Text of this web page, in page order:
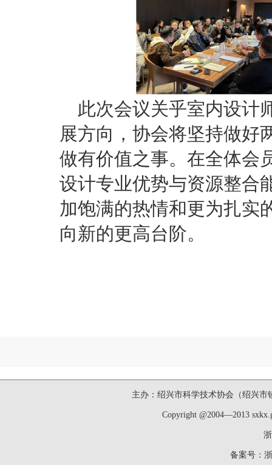
此次会议关乎室内设计
展方向，协会将坚持做好
做有价值之事。在全体会
设计专业优势与资源整合
加饱满的热情和更为扎实
向新的更高台阶。
主办：绍兴市科学技术协会（绍兴市
Copyright @2004—2013
备案号：